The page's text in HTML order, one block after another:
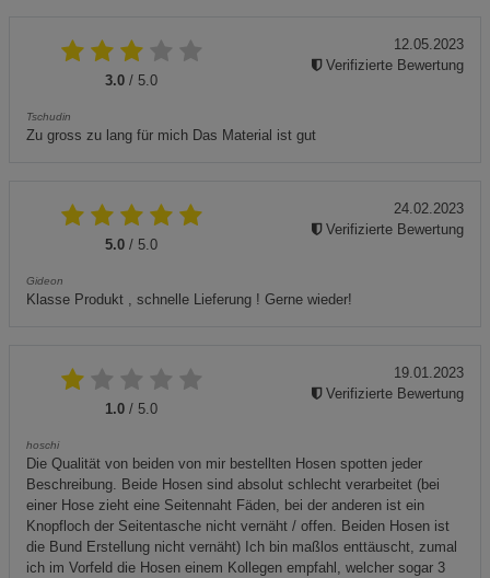
3.0 / 5.0
Tschudin
Zu gross zu lang für mich Das Material ist gut
12.05.2023
Verifizierte Bewertung
5.0 / 5.0
Gideon
Klasse Produkt , schnelle Lieferung ! Gerne wieder!
24.02.2023
Verifizierte Bewertung
1.0 / 5.0
hoschi
Die Qualität von beiden von mir bestellten Hosen spotten jeder
Beschreibung. Beide Hosen sind absolut schlecht verarbeitet (bei
einer Hose zieht eine Seitennaht Fäden, bei der anderen ist ein
Knopfloch der Seitentasche nicht vernäht / offen. Beiden Hosen ist
die Bund Erstellung nicht vernäht) Ich bin maßlos enttäuscht, zumal
ich im Vorfeld die Hosen einem Kollegen empfahl, welcher sogar 3
19.01.2023
Verifizierte Bewertung